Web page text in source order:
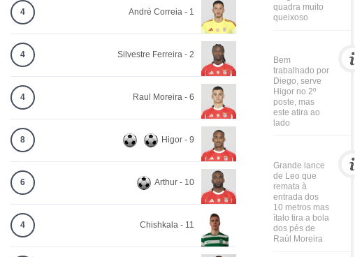
quadra muito
queixoso
Bem
trabalhado por
Diego, serve
Higor no 2º
poste, mas
este atira ao
lado
Grande lance
de Leo que
remata à
entrada dos
10 metros mas
ìtalo tira a bola
dos pés de
Raúl Moreira
4 André Correia - 1
4 Silvestre Ferreira - 2
4 Raul Moreira - 6
8 Higor - 9
6 Arthur - 10
4 Chishkala - 11